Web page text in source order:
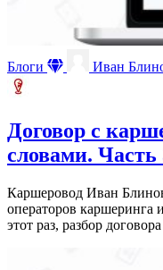
Блоги Иван
Договор с
словами.
Каршеровод Иван
операторов каршеринга
этот раз, разбор